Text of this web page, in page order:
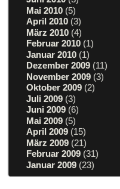
Mai 2010 (5)
April 2010 (3)
März 2010 (4)
Februar 2010 (1)
Januar 2010 (1)
Dezember 2009 (11)
November 2009 (3)
Oktober 2009 (2)
Juli 2009 (3)
Juni 2009 (6)
Mai 2009 (5)
April 2009 (15)
März 2009 (21)
Februar 2009 (31)
Januar 2009 (23)